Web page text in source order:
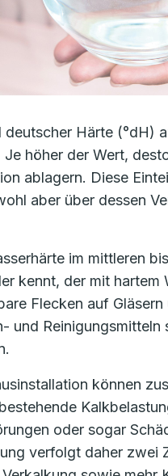
Härte (°dH)
höher der Wert,
ablagern. Diese
aber über dessen
im mittleren
kennt, der mit hartem
Flecken auf
und
können
oder sogar
verfolgt daher zwei